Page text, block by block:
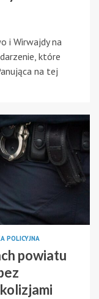
i Wirwajdy na
które
na tej
POLICYJNA
powiatu